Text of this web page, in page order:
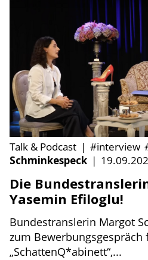
Talk & Podcast | #interview
Schminkespeck |
Die
Yasemin Efiloglu!
Bundestranslerin Margot
zum Bewerbungsgespräch
„SchattenQ*abinett“,...